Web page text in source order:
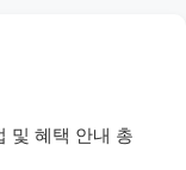
및 혜택 안내 총